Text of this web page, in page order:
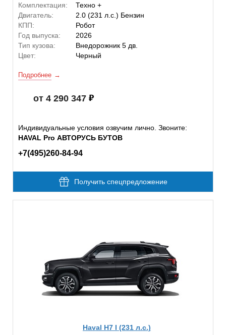
Комплектация:
Техно +
Двигатель:
2.0 (231 л.с.) Бензин
КПП:
Робот
Год выпуска:
2026
Тип кузова:
Внедорожник 5 дв.
Цвет:
Черный
Подробнее
от 4 290 347
Индивидуальные условия озвучим лично. Звоните:
HAVAL Pro АВТОРУСЬ БУТОВ
+7(495)260-84-94
Получить спецпредложение
Haval H7 I (231 л.с.)